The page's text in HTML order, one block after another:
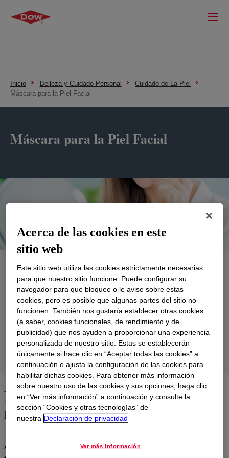
Inicio Belleza y Cuidado Personal
Cuidado de La Piel
Máscara para la Piel Facial
Máscara para la Piel Facial
Aplicaciones
Productos
Soporte
Formulaciones
Grupo de Productos
Probando que la edad no es
más que un número
Actualmente, una apariencia juvenil no tiene nada que ver con la
Acerca de las cookies en este
sitio web
Este sitio web utiliza las cookies estrictamente necesarias
para que nuestro sitio funcione. Puede configurar su
navegador para que bloquee o le avise sobre estas
cookies, pero es posible que algunas partes del sitio no
funcionen. También nos gustaría establecer otras cookies
(a saber, cookies funcionales, de rendimiento y de
publicidad) que nos ayuden a proporcionar una experiencia
personalizada de nuestro sitio. Estas se establecerán
únicamente si hace clic en “Aceptar todas las cookies” a
continuación o ajusta la configuración de las cookies para
habilitar dichas cookies. Para obtener más información
sobre nuestro uso de las cookies y sus opciones, haga clic
en “Ver más información” a continuación y consulte la
sección “Cookies y otras tecnologías” de
nuestra Declaración de privacidad
Ver más información